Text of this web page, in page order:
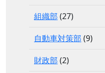
組織部 (27)
自動車対策部 (9)
財政部 (2)